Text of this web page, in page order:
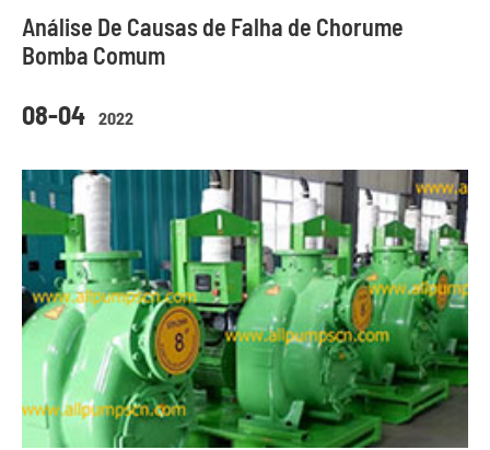
08-04 2022
Análise De Causas de Falha de Chorume
Bomba Comum